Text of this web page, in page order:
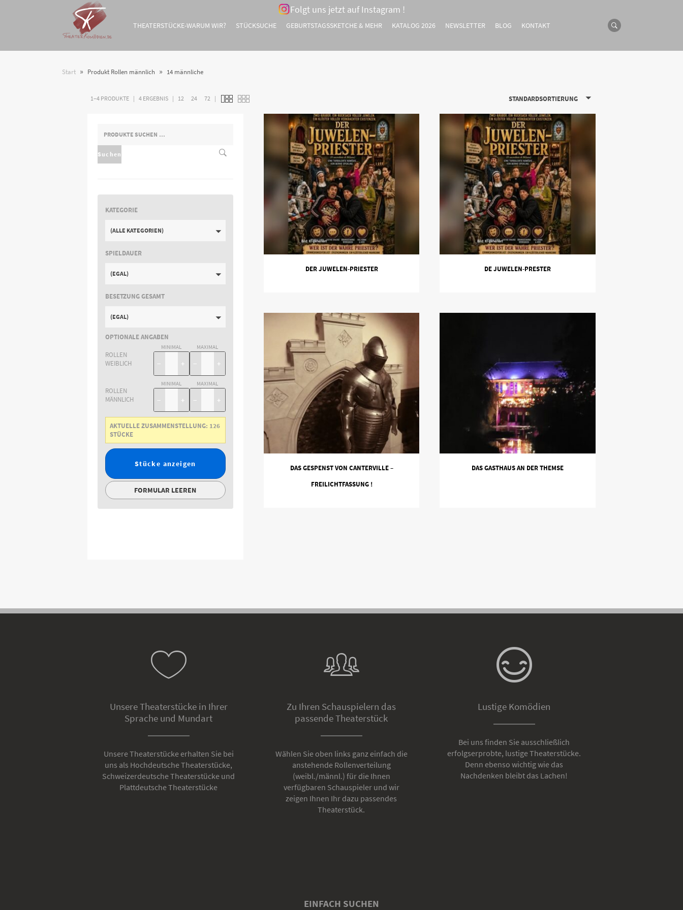
Folgt uns jetzt auf Instagram !
THEATERSTÜCKE-WARUM WIR? STÜCKSUCHE GEBURTSTAGSSKETCHE & MEHR KATALOG 2026 NEWSLETTER BLOG KONTAKT
Start » Produkt Rollen männlich » 14 männliche
1–4 PRODUKTE 4 ERGEBNIS 12 24 72 STANDARDSORTIERUNG
DER JUWELEN-PRIESTER DE JUWELEN-PRESTER
DAS GESPENST VON CANTERVILLE –
FREILICHTFASSUNG !
DAS GASTHAUS AN DER THEMSE
SUCHEN
NACH:
Suchen
KATEGORIE
(ALLE KATEGORIEN)
SPIELDAUER
(EGAL)
BESETZUNG GESAMT
(EGAL)
OPTIONALE ANGABEN
ROLLEN
WEIBLICH
MINIMAL
− +
MAXIMAL
− +
ROLLEN
MÄNNLICH
MINIMAL
− +
MAXIMAL
− +
AKTUELLE ZUSAMMENSTELLUNG: 126
STÜCKE
Stücke anzeigen
FORMULAR LEEREN
Unsere Theaterstücke in Ihrer
Sprache und Mundart
Unsere Theaterstücke erhalten Sie bei
uns als Hochdeutsche Theaterstücke,
Schweizerdeutsche Theaterstücke und
Plattdeutsche Theaterstücke
Zu Ihren Schauspielern das
passende Theaterstück
Wählen Sie oben links ganz einfach die
anstehende Rollenverteilung
(weibl./männl.) für die Ihnen
verfügbaren Schauspieler und wir
zeigen Ihnen Ihr dazu passendes
Theaterstück.
Lustige Komödien
Bei uns finden Sie ausschließlich
erfolgserprobte, lustige Theaterstücke.
Denn ebenso wichtig wie das
Nachdenken bleibt das Lachen!
EINFACH SUCHEN